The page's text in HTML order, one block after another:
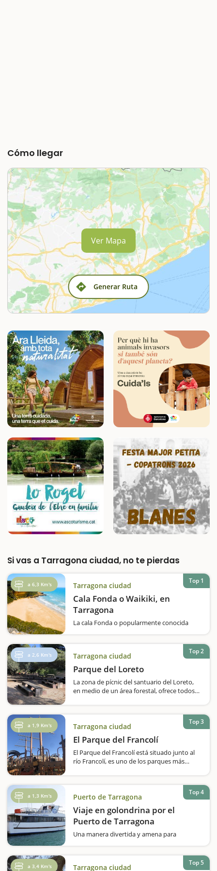
Cómo llegar
Generar Ruta
Ver Mapa
Si vas a Tarragona ciudad, no te pierdas
a 6,3 Km's Tarragona ciudad
Cala Fonda o Waikiki, en
Tarragona
La cala Fonda o popularmente conocida
duda la más espectacular de Tarragona. Una
playa paradisiaca en toda regla y que os
proponemos que visitéis y que disfrutéis…
Top 1
a 2,6 Km's Tarragona ciudad
Parque del Loreto
La zona de pícnic del santuario del Loreto,
en medio de un área forestal, ofrece todos
y agradables para hacer un pícnic en
Tarragona es el Parque del Loreto, junto…
Top 2
a 1,9 Km's Tarragona ciudad
El Parque del Francolí
El Parque del Francolí está situado junto al
río Francolí, es uno de los parques más
obligada para disfrutar del tiempo libre sin
prisa. Uno de los elementos más cotizados…
Top 3
a 1,3 Km's Puerto de Tarragona
Viaje en golondrina por el
Puerto de Tarragona
Una manera divertida y amena para
nuevos y nuevas visitantes. Con una
Top 4
a 3,4 Km's Tarragona ciudad
Top 5